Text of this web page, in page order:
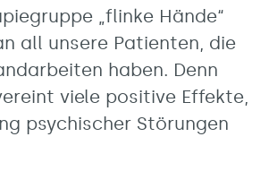
„flinke Hände“
all unsere Patienten, die
haben. Denn
viele positive Effekte,
psychischer Störungen